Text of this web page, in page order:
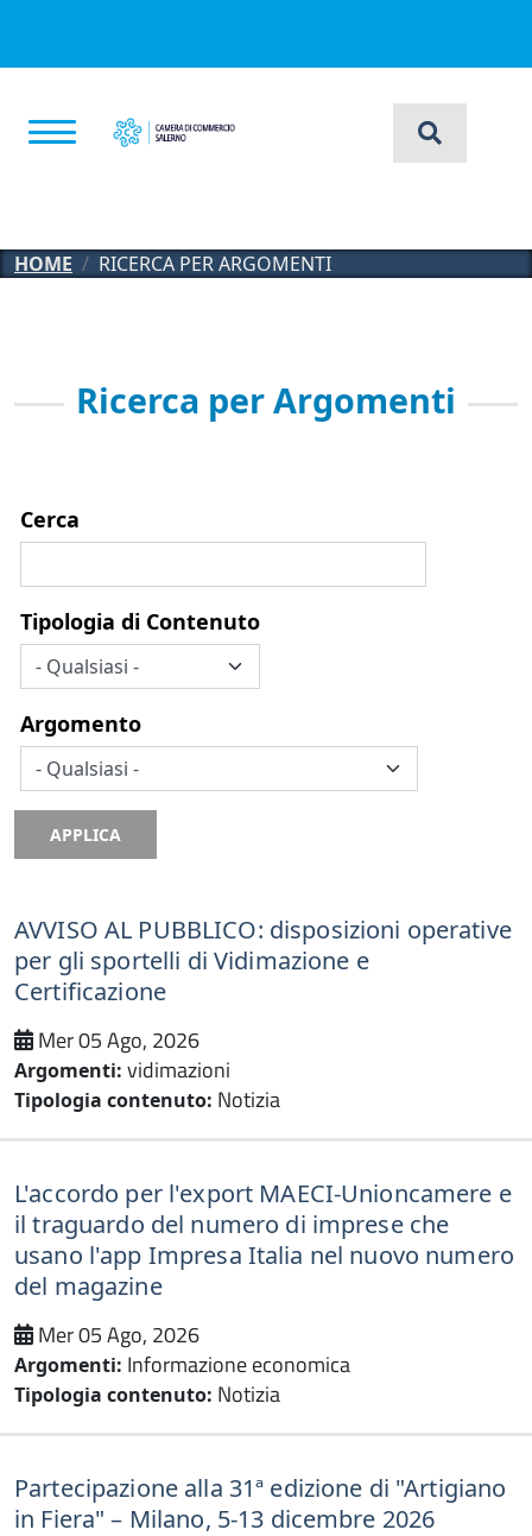
HOME RICERCA PER ARGOMENTI
Ricerca per Argomenti
Cerca
Tipologia di Contenuto
Argomento
APPLICA
AVVISO AL PUBBLICO: disposizioni operative
per gli sportelli di Vidimazione e
Certificazione
Mer 05 Ago, 2026
Argomenti: vidimazioni
Tipologia contenuto: Notizia
L'accordo per l'export MAECI-Unioncamere e
il traguardo del numero di imprese che
usano l'app Impresa Italia nel nuovo numero
del magazine
Mer 05 Ago, 2026
Argomenti: Informazione economica
Tipologia contenuto: Notizia
Partecipazione alla 31ª edizione di "Artigiano
in Fiera" – Milano, 5-13 dicembre 2026